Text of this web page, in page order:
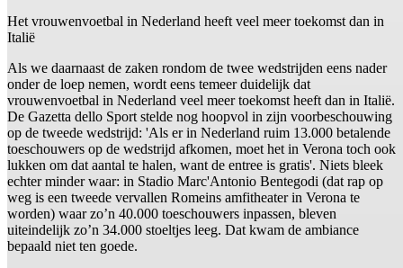
Het vrouwenvoetbal in Nederland heeft veel meer toekomst dan in
Italië
Als we daarnaast de zaken rondom de twee wedstrijden eens nader
onder de loep nemen, wordt eens temeer duidelijk dat
vrouwenvoetbal in Nederland veel meer toekomst heeft dan in Italië.
De Gazetta dello Sport stelde nog hoopvol in zijn voorbeschouwing
op de tweede wedstrijd: 'Als er in Nederland ruim 13.000 betalende
toeschouwers op de wedstrijd afkomen, moet het in Verona toch ook
lukken om dat aantal te halen, want de entree is gratis'. Niets bleek
echter minder waar: in Stadio Marc'Antonio Bentegodi (dat rap op
weg is een tweede vervallen Romeins amfitheater in Verona te
worden) waar zo’n 40.000 toeschouwers inpassen, bleven
uiteindelijk zo’n 34.000 stoeltjes leeg. Dat kwam de ambiance
bepaald niet ten goede.